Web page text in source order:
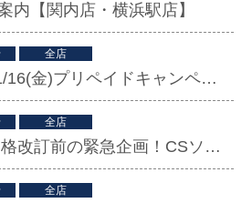
内【関内店・横浜駅店】
全店
金)プリペイドキャンペーンスタート！
全店
訂前の緊急企画！CSソックス 9/25（火）迄！
全店